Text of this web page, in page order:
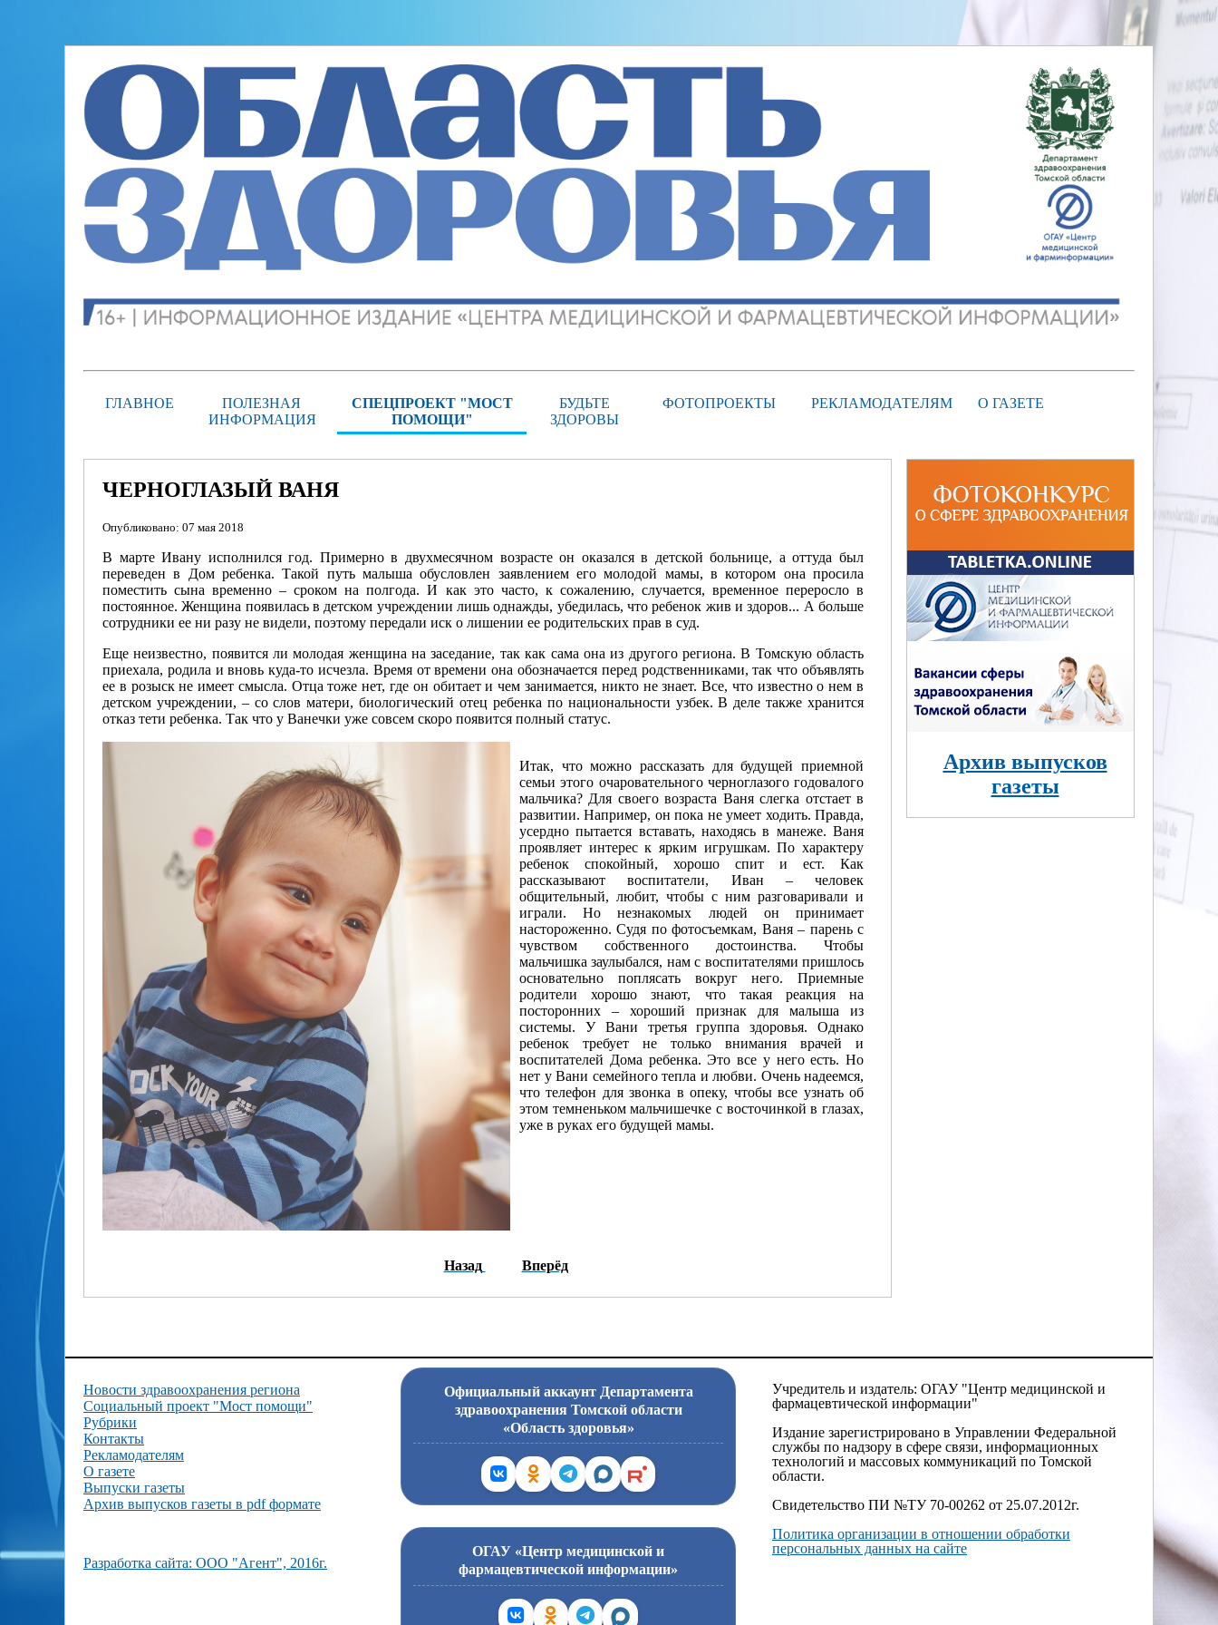
ГЛАВНОЕ
ПОЛЕЗНАЯ
ИНФОРМАЦИЯ
СПЕЦПРОЕКТ "МОСТ
ПОМОЩИ"
БУДЬТЕ
ЗДОРОВЫ
ФОТОПРОЕКТЫ РЕКЛАМОДАТЕЛЯМ О ГАЗЕТЕ
Архив выпусков
газеты
ЧЕРНОГЛАЗЫЙ ВАНЯ
Опубликовано: 07 мая 2018
В марте Ивану исполнился год. Примерно в двухмесячном возрасте он оказался в детской больнице, а оттуда был
переведен в Дом ребенка. Такой путь малыша обусловлен заявлением его молодой мамы, в котором она просила
поместить сына временно – сроком на полгода. И как это часто, к сожалению, случается, временное переросло в
постоянное. Женщина появилась в детском учреждении лишь однажды, убедилась, что ребенок жив и здоров... А больше
сотрудники ее ни разу не видели, поэтому передали иск о лишении ее родительских прав в суд.
Еще неизвестно, появится ли молодая женщина на заседание, так как сама она из другого региона. В Томскую область
приехала, родила и вновь куда-то исчезла. Время от времени она обозначается перед родственниками, так что объявлять
ее в розыск не имеет смысла. Отца тоже нет, где он обитает и чем занимается, никто не знает. Все, что известно о нем в
детском учреждении, – со слов матери, биологический отец ребенка по национальности узбек. В деле также хранится
отказ тети ребенка. Так что у Ванечки уже совсем скоро появится полный статус.
Итак, что можно рассказать для будущей приемной
семьи этого очаровательного черноглазого годовалого
мальчика? Для своего возраста Ваня слегка отстает в
развитии. Например, он пока не умеет ходить. Правда,
усердно пытается вставать, находясь в манеже. Ваня
проявляет интерес к ярким игрушкам. По характеру
ребенок спокойный, хорошо спит и ест. Как
рассказывают воспитатели, Иван – человек
общительный, любит, чтобы с ним разговаривали и
играли. Но незнакомых людей он принимает
настороженно. Судя по фотосъемкам, Ваня – парень с
чувством собственного достоинства. Чтобы
мальчишка заулыбался, нам с воспитателями пришлось
основательно поплясать вокруг него. Приемные
родители хорошо знают, что такая реакция на
посторонних – хороший признак для малыша из
системы. У Вани третья группа здоровья. Однако
ребенок требует не только внимания врачей и
воспитателей Дома ребенка. Это все у него есть. Но
нет у Вани семейного тепла и любви. Очень надеемся,
что телефон для звонка в опеку, чтобы все узнать об
этом темненьком мальчишечке с восточинкой в глазах,
уже в руках его будущей мамы.
Назад Вперёд
Новости здравоохранения региона
Социальный проект "Мост помощи"
Рубрики
Контакты
Рекламодателям
О газете
Выпуски газеты
Архив выпусков газеты в pdf формате
Разработка сайта: ООО "Агент", 2016г.
Официальный аккаунт Департамента
здравоохранения Томской области
«Область здоровья»
ОГАУ «Центр медицинской и
фармацевтической информации»
Учредитель и издатель: ОГАУ "Центр медицинской и
фармацевтической информации"
Издание зарегистрировано в Управлении Федеральной
службы по надзору в сфере связи, информационных
технологий и массовых коммуникаций по Томской
области.
Свидетельство ПИ №ТУ 70-00262 от 25.07.2012г.
Политика организации в отношении обработки
персональных данных на сайте